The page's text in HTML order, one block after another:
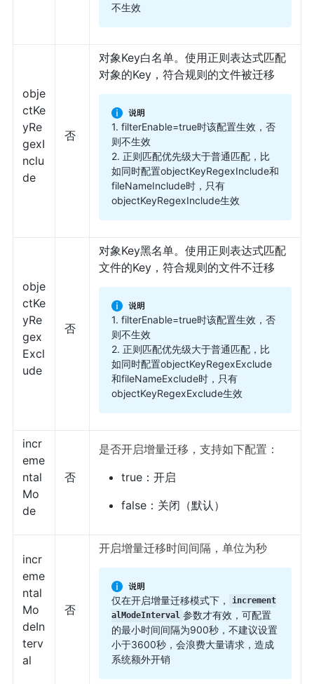
不生效
obje
ctKe
yRe
gexI
nclu
de
否
对象Key白名单。使用正则表达式匹配
对象的Key，符合规则的文件被迁移
1. filterEnable=true时该配置生效，否
则不生效
2. 正则匹配优先级大于普通匹配，比
如同时配置objectKeyRegexInclude和
fileNameInclude时，只有
objectKeyRegexInclude生效
obje
ctKe
yRe
gex
Excl
ude
否
对象Key黑名单。使用正则表达式匹配
文件的Key，符合规则的文件不迁移
1. filterEnable=true时该配置生效，否
则不生效
2. 正则匹配优先级大于普通匹配，比
如同时配置objectKeyRegexExclude
和fileNameExclude时，只有
objectKeyRegexExclude生效
incr
eme
ntal
Mo
de
否
是否开启增量迁移，支持如下配置：
true：开启
false：关闭（默认）
incr
eme
ntal
Mo
deIn
terv
al
否
开启增量迁移时间间隔，单位为秒
仅在开启增量迁移模式下，
increment
alModeInterval 参数才有效，可配置
的最小时间间隔为900秒，不建议设置
小于3600秒，会浪费大量请求，造成
系统额外开销